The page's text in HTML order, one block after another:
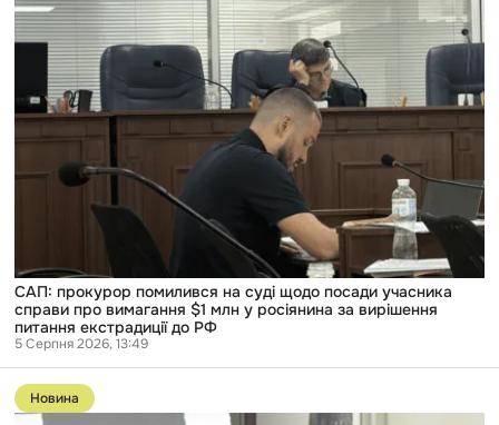
суді
щодо
посади
учасника
справи
про
вимагання
$1
росіянина
екстрадиції
до
РФСАП: прокурор помилився на суді щодо посади учасника
справи про вимагання $1 млн у росіянина за вирішення
питання екстрадиції до РФ
5 Серпня 2026, 13:49
Перейти
до
публікації
Новина